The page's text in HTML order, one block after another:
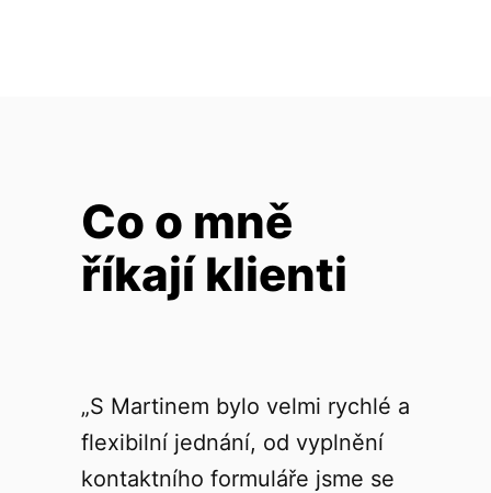
Co o mně
říkají klienti
„S Martinem bylo velmi rychlé a
flexibilní jednání, od vyplnění
kontaktního formuláře jsme se